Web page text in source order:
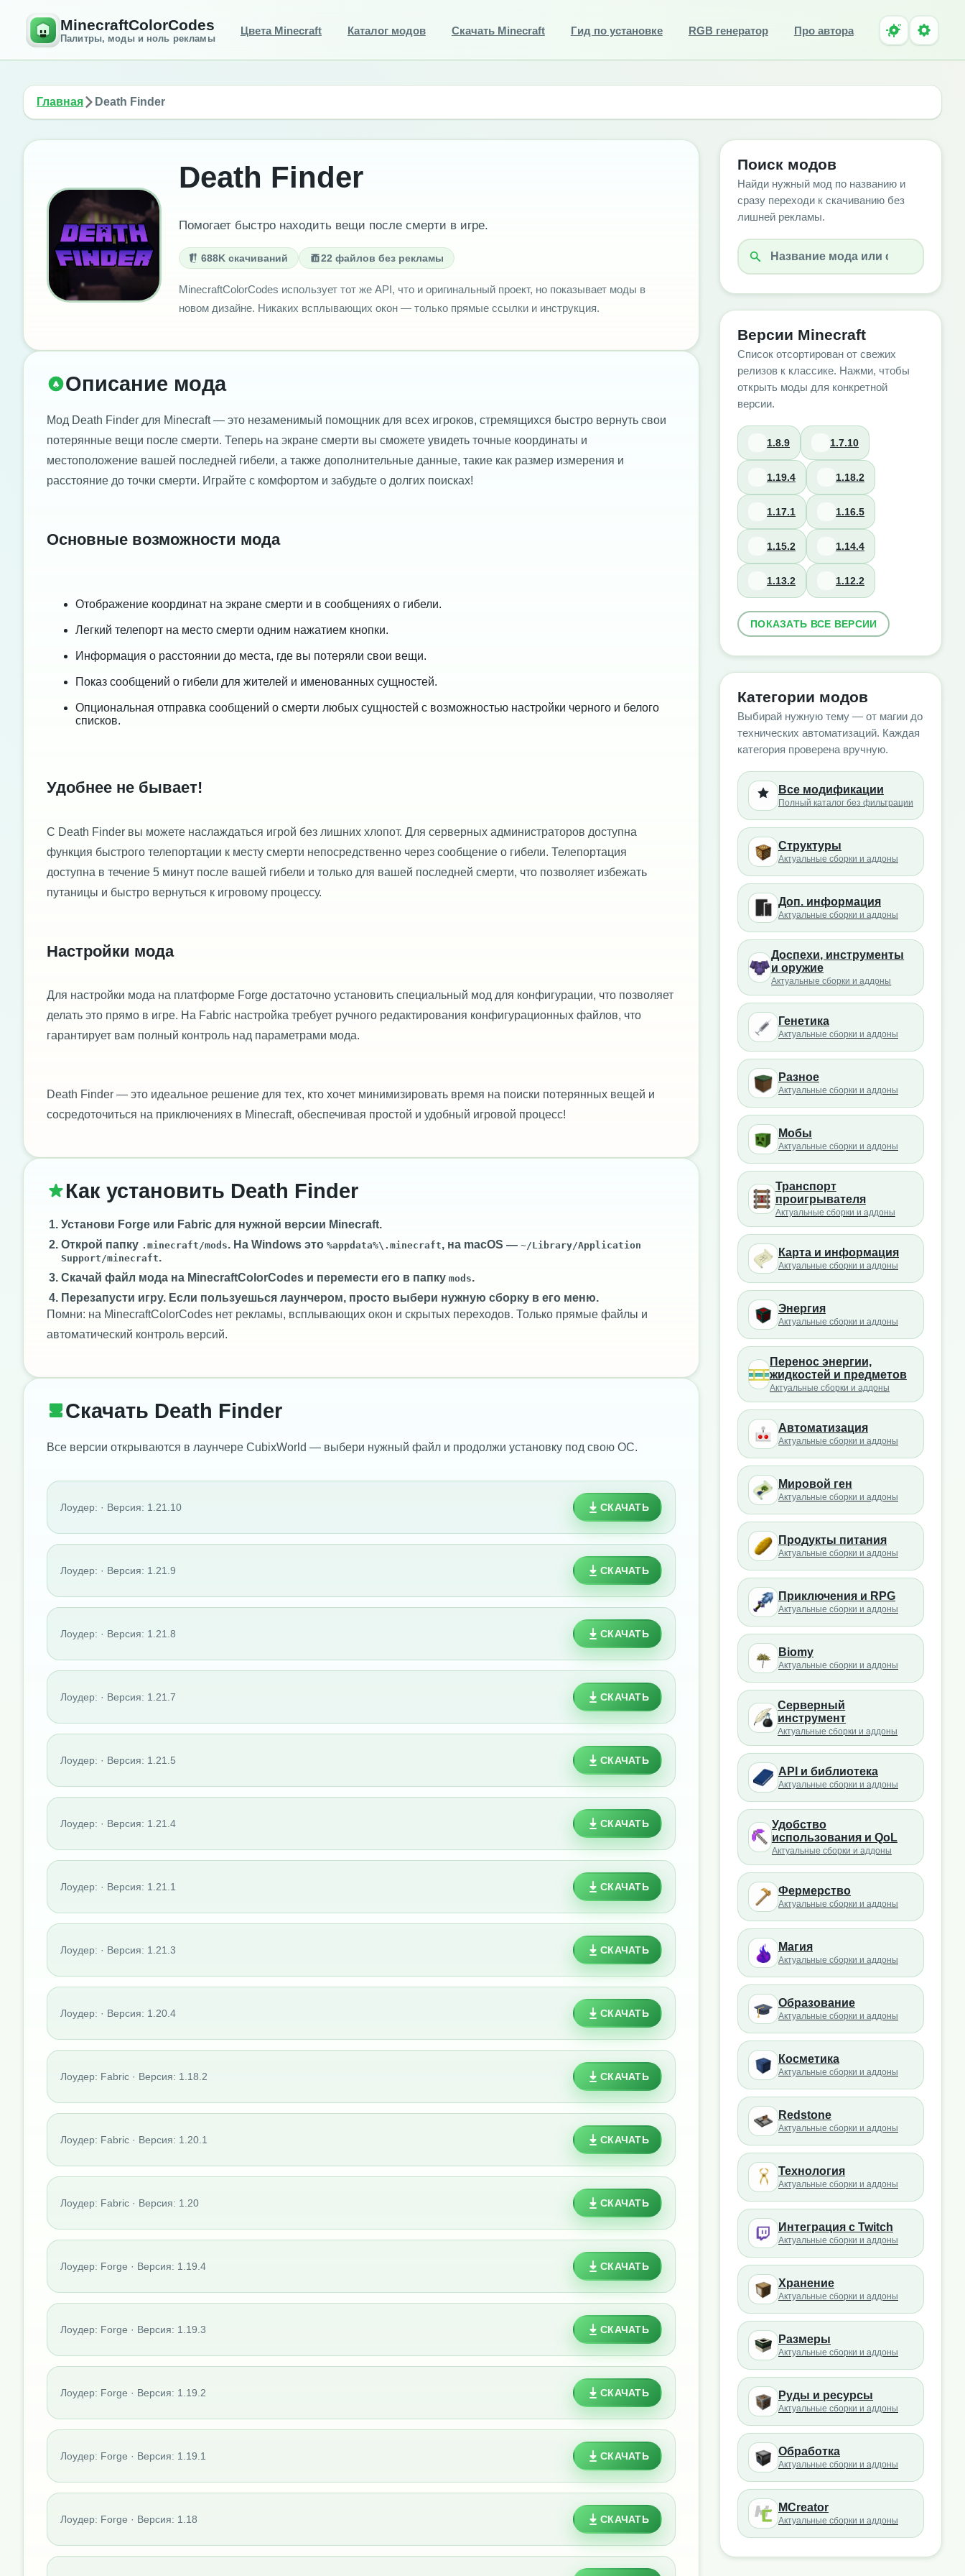
MinecraftColorCodes
Палитры, моды и ноль рекламы
Цвета Minecraft Каталог модов Скачать Minecraft Гид по установке RGB генератор Про автора
Главная Death Finder
Death Finder
Помогает быстро находить вещи после смерти в игре.
688K скачиваний 22 файлов без рекламы
MinecraftColorCodes использует тот же API, что и оригинальный проект, но показывает моды в
новом дизайне. Никаких всплывающих окон — только прямые ссылки и инструкция.
Описание мода
Мод Death Finder для Minecraft — это незаменимый помощник для всех игроков, стремящихся быстро вернуть свои
потерянные вещи после смерти. Теперь на экране смерти вы сможете увидеть точные координаты и
местоположение вашей последней гибели, а также дополнительные данные, такие как размер измерения и
расстояние до точки смерти. Играйте с комфортом и забудьте о долгих поисках!
Основные возможности мода
Отображение координат на экране смерти и в сообщениях о гибели.
Легкий телепорт на место смерти одним нажатием кнопки.
Информация о расстоянии до места, где вы потеряли свои вещи.
Показ сообщений о гибели для жителей и именованных сущностей.
Опциональная отправка сообщений о смерти любых сущностей с возможностью настройки черного и белого
списков.
Удобнее не бывает!
С Death Finder вы можете наслаждаться игрой без лишних хлопот. Для серверных администраторов доступна
функция быстрого телепортации к месту смерти непосредственно через сообщение о гибели. Телепортация
доступна в течение 5 минут после вашей гибели и только для вашей последней смерти, что позволяет избежать
путаницы и быстро вернуться к игровому процессу.
Настройки мода
Для настройки мода на платформе Forge достаточно установить специальный мод для конфигурации, что позволяет
делать это прямо в игре. На Fabric настройка требует ручного редактирования конфигурационных файлов, что
гарантирует вам полный контроль над параметрами мода.
Death Finder — это идеальное решение для тех, кто хочет минимизировать время на поиски потерянных вещей и
сосредоточиться на приключениях в Minecraft, обеспечивая простой и удобный игровой процесс!
Как установить Death Finder
Установи Forge или Fabric для нужной версии Minecraft.
Открой папку .minecraft/mods. На Windows это %appdata%\.minecraft, на macOS — ~/Library/Application
Support/minecraft.
Скачай файл мода на MinecraftColorCodes и перемести его в папку mods.
Перезапусти игру. Если пользуешься лаунчером, просто выбери нужную сборку в его меню.
Помни: на MinecraftColorCodes нет рекламы, всплывающих окон и скрытых переходов. Только прямые файлы и
автоматический контроль версий.
Скачать Death Finder
Все версии открываются в лаунчере CubixWorld — выбери нужный файл и продолжи установку под свою ОС.
Лоудер: · Версия: 1.21.10 СКАЧАТЬ
Лоудер: · Версия: 1.21.9 СКАЧАТЬ
Лоудер: · Версия: 1.21.8 СКАЧАТЬ
Лоудер: · Версия: 1.21.7 СКАЧАТЬ
Лоудер: · Версия: 1.21.5 СКАЧАТЬ
Лоудер: · Версия: 1.21.4 СКАЧАТЬ
Лоудер: · Версия: 1.21.1 СКАЧАТЬ
Лоудер: · Версия: 1.21.3 СКАЧАТЬ
Лоудер: · Версия: 1.20.4 СКАЧАТЬ
Лоудер: Fabric · Версия: 1.18.2 СКАЧАТЬ
Лоудер: Fabric · Версия: 1.20.1 СКАЧАТЬ
Лоудер: Fabric · Версия: 1.20 СКАЧАТЬ
Лоудер: Forge · Версия: 1.19.4 СКАЧАТЬ
Лоудер: Forge · Версия: 1.19.3 СКАЧАТЬ
Лоудер: Forge · Версия: 1.19.2 СКАЧАТЬ
Лоудер: Forge · Версия: 1.19.1 СКАЧАТЬ
Лоудер: Forge · Версия: 1.18 СКАЧАТЬ
Поиск модов
Найди нужный мод по названию и
сразу переходи к скачиванию без
лишней рекламы.
Версии Minecraft
Список отсортирован от свежих
релизов к классике. Нажми, чтобы
открыть моды для конкретной
версии.
1.8.9 1.7.10
1.19.4 1.18.2
1.17.1 1.16.5
1.15.2 1.14.4
1.13.2 1.12.2
ПОКАЗАТЬ ВСЕ ВЕРСИИ
Категории модов
Выбирай нужную тему — от магии до
технических автоматизаций. Каждая
категория проверена вручную.
Все модификации
Полный каталог без фильтрации
Структуры
Актуальные сборки и аддоны
Доп. информация
Актуальные сборки и аддоны
Доспехи, инструменты
и оружие
Актуальные сборки и аддоны
Генетика
Актуальные сборки и аддоны
Разное
Актуальные сборки и аддоны
Мобы
Актуальные сборки и аддоны
Транспорт
проигрывателя
Актуальные сборки и аддоны
Карта и информация
Актуальные сборки и аддоны
Энергия
Актуальные сборки и аддоны
Перенос энергии,
жидкостей и предметов
Актуальные сборки и аддоны
Автоматизация
Актуальные сборки и аддоны
Мировой ген
Актуальные сборки и аддоны
Продукты питания
Актуальные сборки и аддоны
Приключения и RPG
Актуальные сборки и аддоны
Biomy
Актуальные сборки и аддоны
Серверный
инструмент
Актуальные сборки и аддоны
API и библиотека
Актуальные сборки и аддоны
Удобство
использования и QoL
Актуальные сборки и аддоны
Фермерство
Актуальные сборки и аддоны
Магия
Актуальные сборки и аддоны
Образование
Актуальные сборки и аддоны
Косметика
Актуальные сборки и аддоны
Redstone
Актуальные сборки и аддоны
Технология
Актуальные сборки и аддоны
Интеграция с Twitch
Актуальные сборки и аддоны
Хранение
Актуальные сборки и аддоны
Размеры
Актуальные сборки и аддоны
Руды и ресурсы
Актуальные сборки и аддоны
Обработка
Актуальные сборки и аддоны
MCreator
Актуальные сборки и аддоны